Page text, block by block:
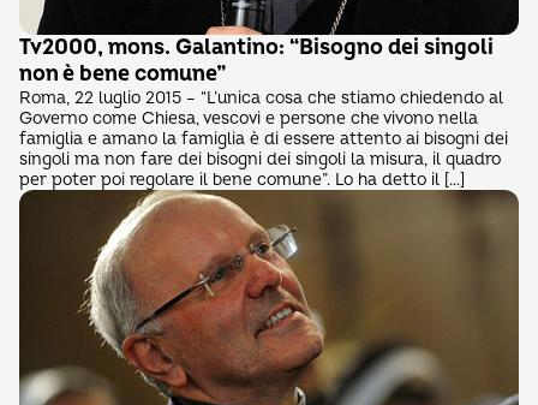
Tv2000, mons. Galantino: “Bisogno dei singoli
non è bene comune”
Roma, 22 luglio 2015 – “L’unica cosa che stiamo chiedendo al
Governo come Chiesa, vescovi e persone che vivono nella
famiglia e amano la famiglia è di essere attento ai bisogni dei
singoli ma non fare dei bisogni dei singoli la misura, il quadro
per poter poi regolare il bene comune”. Lo ha detto il […]